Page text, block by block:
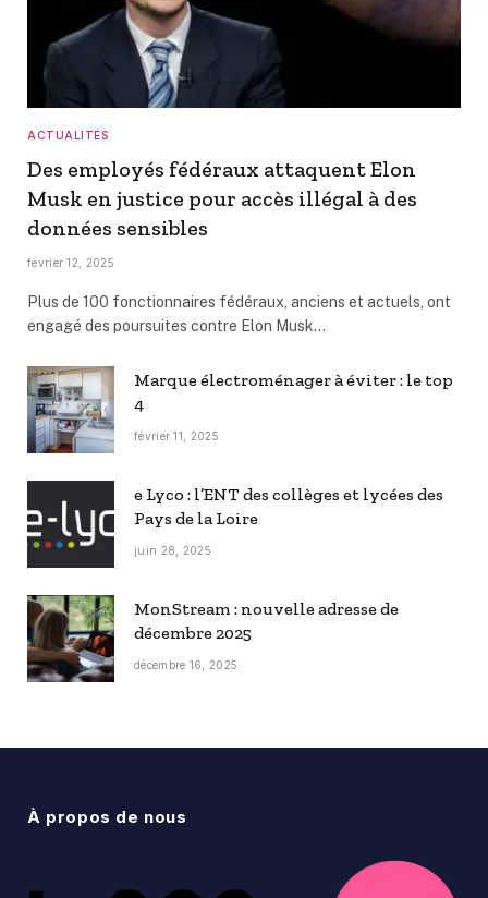
ACTUALITÉS
Des employés fédéraux attaquent Elon
Musk en justice pour accès illégal à des
données sensibles
février 12, 2025
Plus de 100 fonctionnaires fédéraux, anciens et actuels, ont
engagé des poursuites contre Elon Musk…
Marque électroménager à éviter : le top
4
février 11, 2025
e Lyco : l’ENT des collèges et lycées des
Pays de la Loire
juin 28, 2025
MonStream : nouvelle adresse de
décembre 2025
décembre 16, 2025
À propos de nous